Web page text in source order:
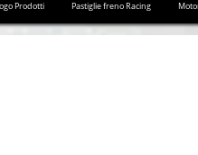
Prodotti Pastiglie freno Racing